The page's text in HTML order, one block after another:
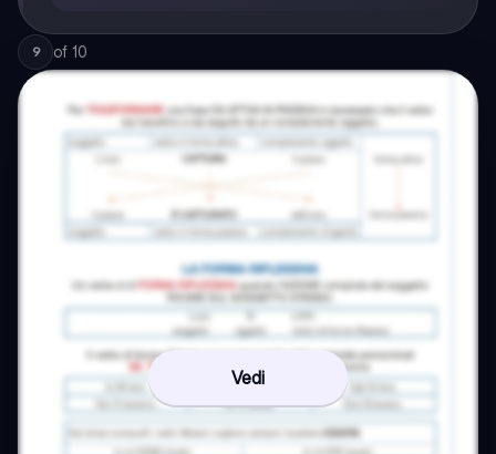
9 of 10
Vedi